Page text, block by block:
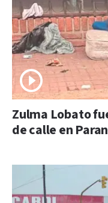
Zulma Lobato
de calle en